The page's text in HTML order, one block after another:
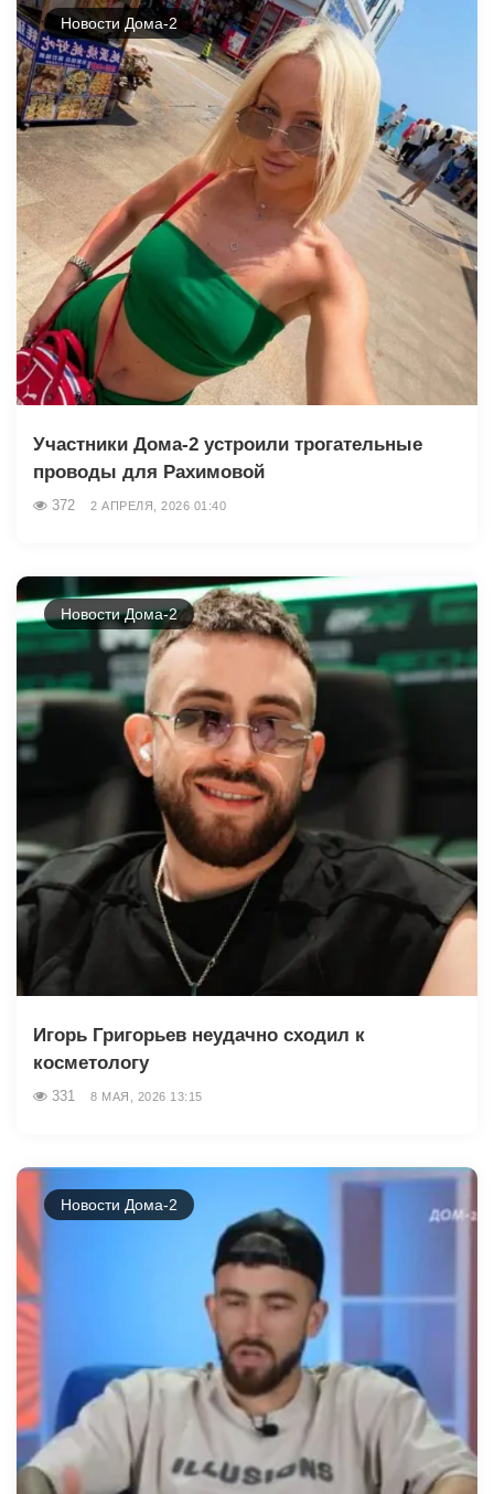
Новости Дома-2
Участники Дома-2 устроили трогательные
проводы для Рахимовой
372 2 АПРЕЛЯ, 2026 01:40
Новости Дома-2
Игорь Григорьев неудачно сходил к
косметологу
331 8 МАЯ, 2026 13:15
Новости Дома-2